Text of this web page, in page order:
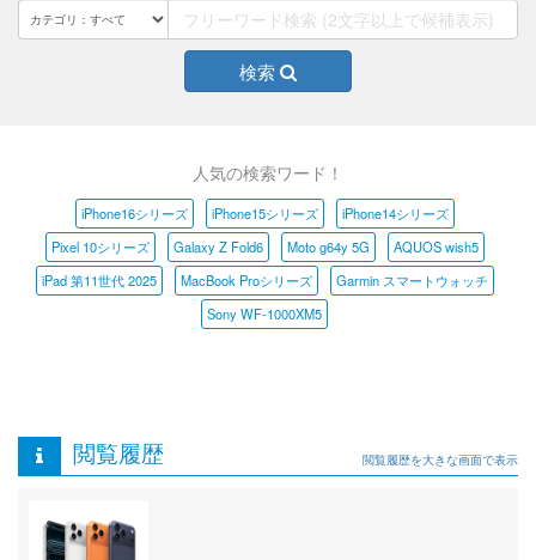
検索
人気の検索ワード！
iPhone16シリーズ iPhone15シリーズ
iPhone14シリーズ
Pixel 10シリーズ
Galaxy Z Fold6 Moto g64y 5G
AQUOS wish5
iPad 第11世代 2025
MacBook Proシリーズ
Garmin スマートウォッチ
Sony WF-1000XM5
閲覧履歴 閲覧履歴を大きな画面で表示